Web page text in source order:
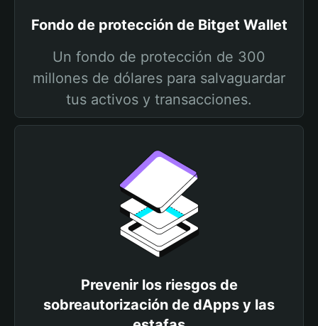
Fondo de protección de Bitget Wallet
Un fondo de protección de 300
millones de dólares para salvaguardar
tus activos y transacciones.
Prevenir los riesgos de
sobreautorización de dApps y las